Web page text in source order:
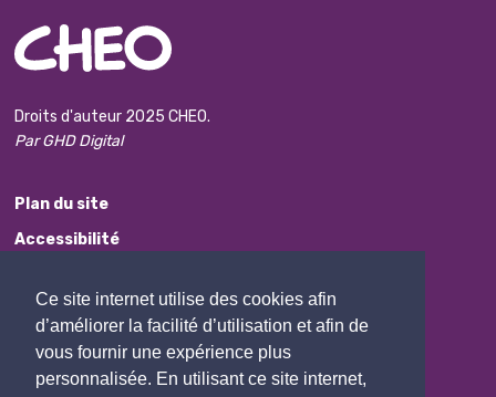
Ce site internet utilise des cookies afin
d’améliorer la facilité d’utilisation et afin de
vous fournir une expérience plus
personnalisée. En utilisant ce site internet,
Droits d'auteur 2025 CHEO.
Par GHD Digital
Plan du site
Accessibilité
Protection des renseignements personnels
Commentaires
Contactez Nous